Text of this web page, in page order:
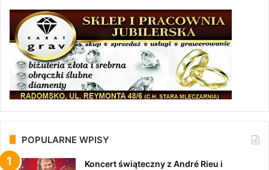
POPULARNE WPISY
Koncert świąteczny z André Rieu i